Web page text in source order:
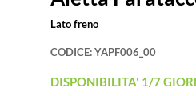
Lato freno
CODICE:YAPF006_00
DISPONIBILITA' 1/7